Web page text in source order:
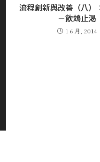
流程創新與改善（八）
－飲鴆止渴
1 6 月, 2014